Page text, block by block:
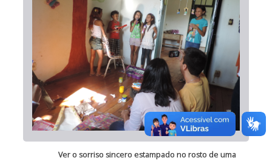
Ver o sorriso sincero estampado no rosto de uma